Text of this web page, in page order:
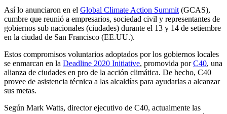
Así lo anunciaron en el Global Climate Action Summit (GCAS),
cumbre que reunió a empresarios, sociedad civil y representantes de
gobiernos sub nacionales (ciudades) durante el 13 y 14 de setiembre
en la ciudad de San Francisco (EE.UU.).
Estos compromisos voluntarios adoptados por los gobiernos locales
se enmarcan en la Deadline 2020 Initiative, promovida porC40, una
alianza de ciudades en pro de la acción climática. De hecho, C40
provee de asistencia técnica a las alcaldías para ayudarlas a alcanzar
sus metas.
Según Mark Watts, director ejecutivo de C40, actualmente las